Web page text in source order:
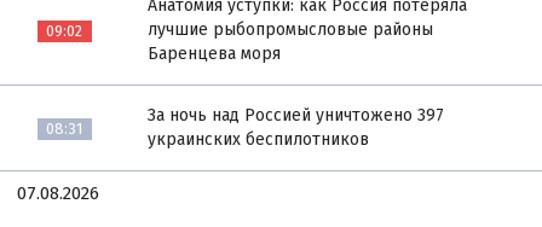
09:02
Анатомия уступки: как Россия потеряла
лучшие рыбопромысловые районы
Баренцева моря
08:31
За ночь над Россией уничтожено 397
украинских беспилотников
07.08.2026